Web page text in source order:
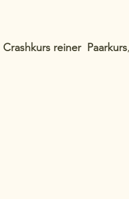
Crashkurs reiner  Paarkurs